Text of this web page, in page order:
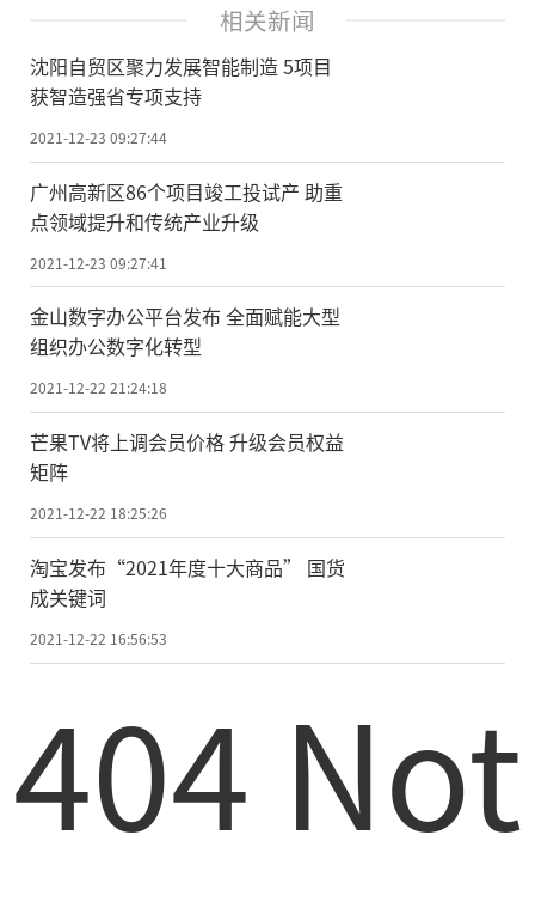
相关新闻
沈阳自贸区聚力发展智能制造 5项目
获智造强省专项支持
2021-12-23 09:27:44
广州高新区86个项目竣工投试产 助重
点领域提升和传统产业升级
2021-12-23 09:27:41
金山数字办公平台发布 全面赋能大型
组织办公数字化转型
2021-12-22 21:24:18
芒果TV将上调会员价格 升级会员权益
矩阵
2021-12-22 18:25:26
淘宝发布“2021年度十大商品” 国货
成关键词
2021-12-22 16:56:53
404 Not